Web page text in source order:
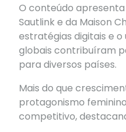
O conteúdo
Sautlink e da Maison
estratégias digitais e
globais contribuíram
para diversos países.
Mais do que
protagonismo
competitivo,